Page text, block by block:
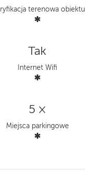
terenowa obiektu
Tak
Internet Wifi
5 ×
Miejsca parkingowe